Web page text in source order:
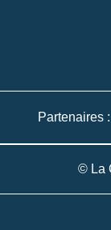
Partenaires :
© La